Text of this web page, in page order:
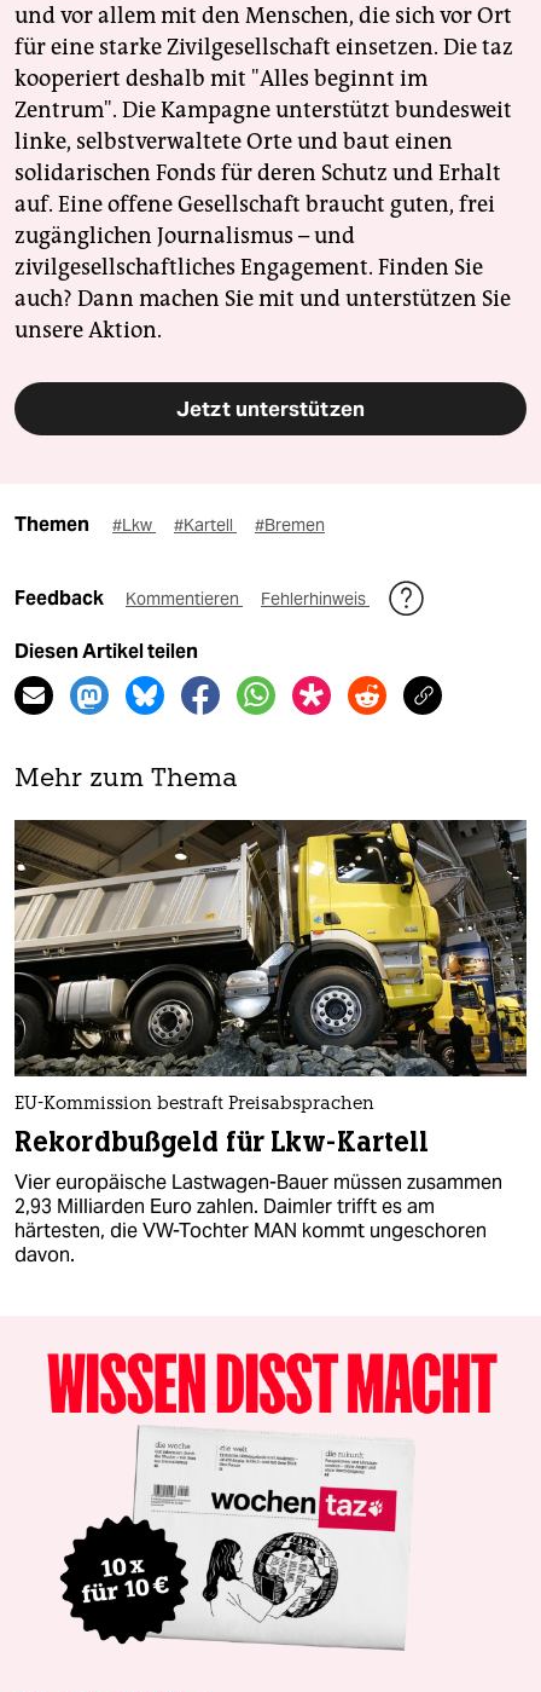
und vor allem mit den Menschen, die sich vor Ort
für eine starke Zivilgesellschaft einsetzen. Die taz
kooperiert deshalb mit "Alles beginnt im
Zentrum". Die Kampagne unterstützt bundesweit
linke, selbstverwaltete Orte und baut einen
solidarischen Fonds für deren Schutz und Erhalt
auf. Eine offene Gesellschaft braucht guten, frei
zugänglichen Journalismus – und
zivilgesellschaftliches Engagement. Finden Sie
auch? Dann machen Sie mit und unterstützen Sie
unsere Aktion.
Jetzt unterstützen
Themen #Lkw #Kartell #Bremen
Feedback Kommentieren Fehlerhinweis
Diesen Artikel teilen
Mehr zum Thema
EU-Kommission bestraft Preisabsprachen
Rekordbußgeld für Lkw-Kartell
Vier europäische Lastwagen-Bauer müssen zusammen
2,93 Milliarden Euro zahlen. Daimler trifft es am
härtesten, die VW-Tochter MAN kommt ungeschoren
davon.